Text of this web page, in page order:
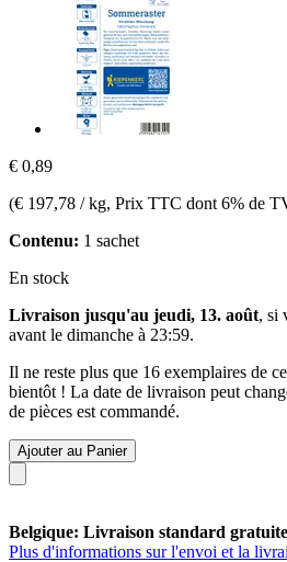
€ 0,89
(€ 197,78 / kg, Prix TTC dont 6% de
Contenu: 1 sachet
En stock
Livraison jusqu'au jeudi, 13. août, si
avant le dimanche à 23:59.
Il ne reste plus que 16 exemplaires de
bientôt ! La date de livraison peut
de pièces est commandé.
Ajouter au Panier
Belgique: Livraison standard gratuite
Plus d'informations sur l'envoi et la